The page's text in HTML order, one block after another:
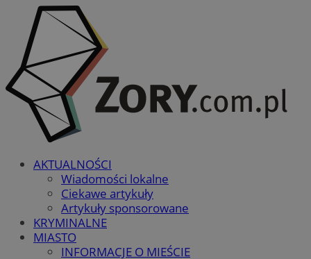
AKTUALNOŚCI
Wiadomości lokalne
Ciekawe artykuły
Artykuły sponsorowane
KRYMINALNE
MIASTO
INFORMACJE O MIEŚCIE